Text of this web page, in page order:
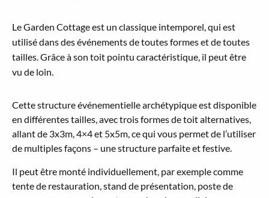
Le Garden Cottage est un classique intemporel, qui est
utilisé dans des événements de toutes formes et de toutes
tailles. Grâce à son toit pointu caractéristique, il peut être
vu de loin.
Cette structure événementielle archétypique est disponible
en différentes tailles, avec trois formes de toit alternatives,
allant de 3x3m, 4×4 et 5x5m, ce qui vous permet de l’utiliser
de multiples façons – une structure parfaite et festive.
Il peut être monté individuellement, par exemple comme
tente de restauration, stand de présentation, poste de